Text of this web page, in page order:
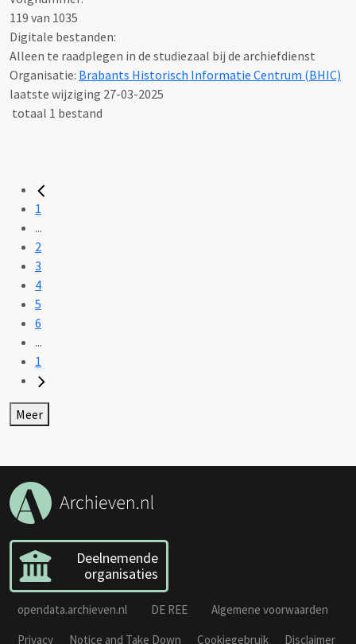
119 van 1035
Digitale bestanden:
Alleen te raadplegen in de studiezaal bij de archiefdienst
Organisatie: Brabants Historisch Informatie Centrum (BHIC)
laatste wijziging 27-03-2025
totaal 1 bestand
1
...
2
3
4
5
6
...
1
Meer
Deelnemende
organisaties
opendata.archieven.nl DE REE
Algemene voorwaarden
Privacy
Notice and Take Down Cookiegebruik
Disclaimer